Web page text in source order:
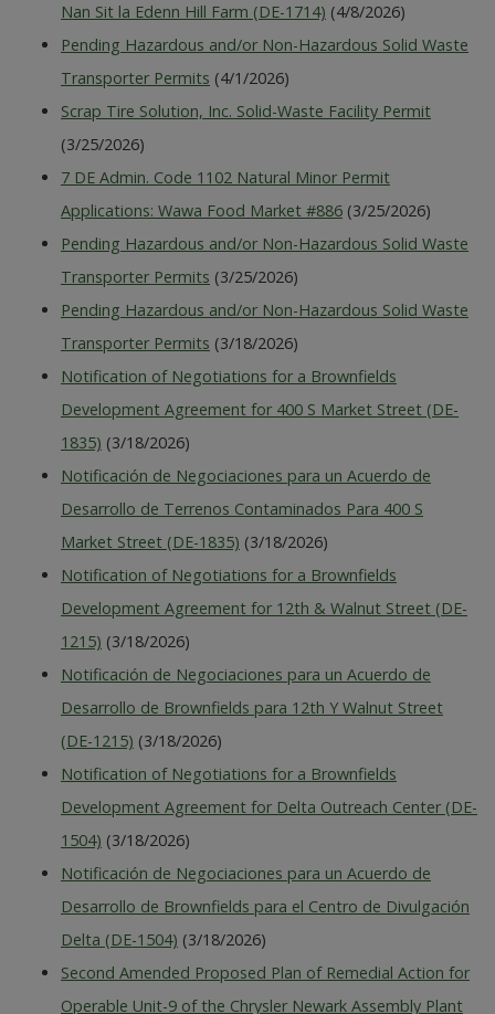
Nan Sit la Edenn Hill Farm (DE-1714) (4/8/2026)
Pending Hazardous and/or Non-Hazardous Solid Waste
Transporter Permits (4/1/2026)
Scrap Tire Solution, Inc. Solid-Waste Facility Permit
(3/25/2026)
7 DE Admin. Code 1102 Natural Minor Permit
Applications: Wawa Food Market #886 (3/25/2026)
Pending Hazardous and/or Non-Hazardous Solid Waste
Transporter Permits (3/25/2026)
Pending Hazardous and/or Non-Hazardous Solid Waste
Transporter Permits (3/18/2026)
Notification of Negotiations for a Brownfields
Development Agreement for 400 S Market Street (DE-
1835) (3/18/2026)
Notificación de Negociaciones para un Acuerdo de
Desarrollo de Terrenos Contaminados Para 400 S
Market Street (DE-1835) (3/18/2026)
Notification of Negotiations for a Brownfields
Development Agreement for 12th & Walnut Street (DE-
1215) (3/18/2026)
Notificación de Negociaciones para un Acuerdo de
Desarrollo de Brownfields para 12th Y Walnut Street
(DE-1215) (3/18/2026)
Notification of Negotiations for a Brownfields
Development Agreement for Delta Outreach Center (DE-
1504) (3/18/2026)
Notificación de Negociaciones para un Acuerdo de
Desarrollo de Brownfields para el Centro de Divulgación
Delta (DE-1504) (3/18/2026)
Second Amended Proposed Plan of Remedial Action for
Operable Unit-9 of the Chrysler Newark Assembly Plant